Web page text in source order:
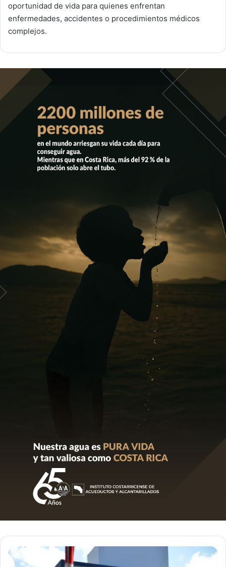
oportunidad de vida para quienes enfrentan
enfermedades, accidentes o procedimientos médicos
complejos.
Estado
dejó